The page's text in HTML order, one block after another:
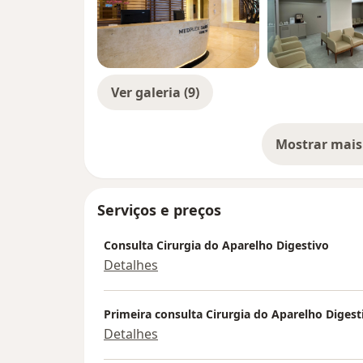
gastroesofágico, hérnia de hiato,
úlceras, tumores, doença celíaca entre
procedimentos. Colonoscopia
do intestino delgado, como pólipos,
intestinal, tumores, entre outros. Exames
Ver galeria (9)
Mostrar
Serviços e preços
Consulta Cirurgia do Aparelho Digestivo
Detalhes
Primeira consulta Cirurgia do Aparelho
Detalhes